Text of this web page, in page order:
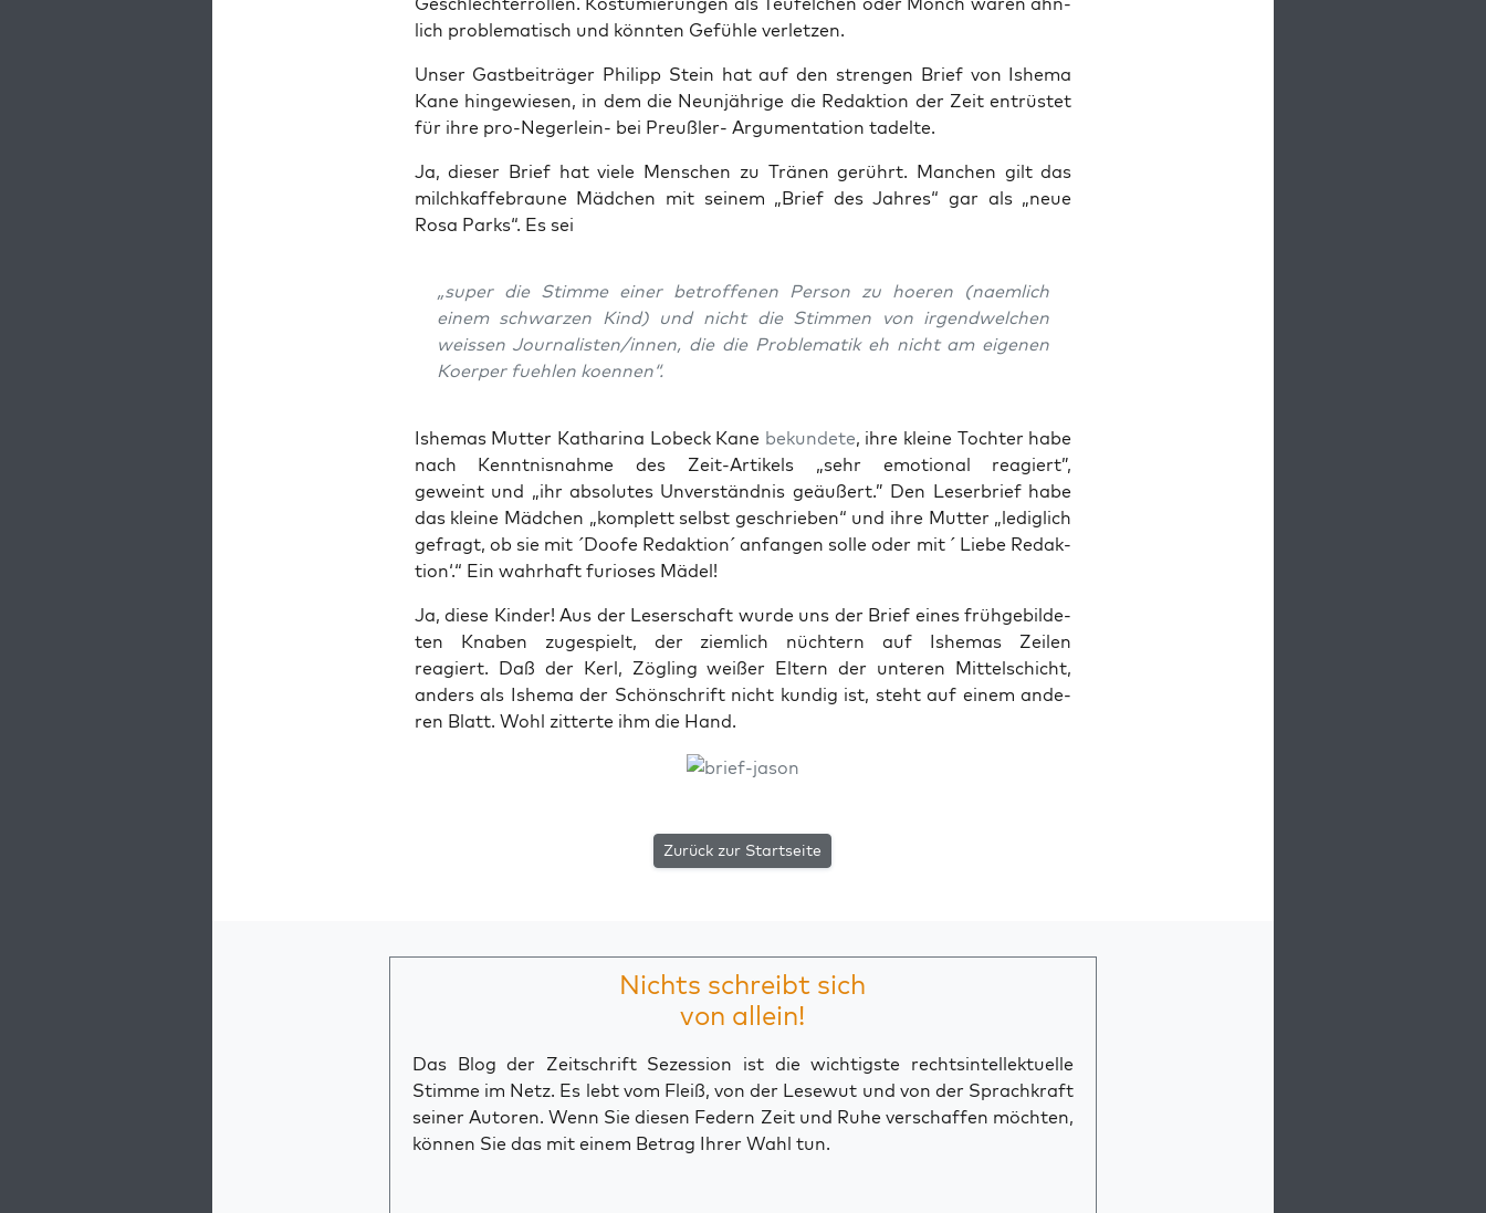
lich pro­ble­ma­tisch und könn­ten Gefüh­le verletzen.
Unser Gast­bei­trä­ger Phil­ipp Stein hat auf den stren­gen Brief von Ishe­ma
Kane hin­ge­wie­sen, in dem die Neun­jäh­ri­ge die Redak­ti­on der Zeit ent­rüs­tet
für ihre pro-Neger­lein- bei Preuß­ler- Argu­men­ta­ti­on tadelte.
Ja, die­ser Brief hat vie­le Men­schen zu Trä­nen gerührt. Man­chen gilt das
milch­kaff­e­brau­ne Mäd­chen mit sei­nem „Brief des Jah­res“ gar als „neue
Rosa Parks“. Es sei
„super die Stim­me einer betrof­fe­nen Per­son zu hoe­ren (naem­lich
einem schwar­zen Kind) und nicht die Stim­men von irgend­wel­chen
weis­sen Journalisten/innen, die die Pro­ble­ma­tik eh nicht am eige­nen
Koer­per fueh­len koennen“.
Ishe­mas Mut­ter Katha­ri­na Lobeck Kane bekun­de­te, ihre klei­ne Toch­ter habe
nach Kennt­nis­nah­me des Zeit-Arti­kels „sehr emo­tio­nal reagiert”,
geweint und „ihr abso­lu­tes Unver­ständ­nis geäu­ßert.” Den Leser­brief habe
das klei­ne Mäd­chen „kom­plett selbst geschrie­ben“ und ihre Mut­ter „ledig­lich
gefragt, ob sie mit ´Doo­fe Redak­ti­on´ anfan­gen sol­le oder mit ´ Lie­be Redak­
ti­on‘.“ Ein wahr­haft furio­ses Mädel!
Ja, die­se Kin­der! Aus der Leser­schaft wur­de uns der Brief eines früh­ge­bil­de­
ten Kna­ben zuge­spielt, der ziem­lich nüch­tern auf Ishe­mas Zei­len
reagiert. Daß der Kerl, Zög­ling wei­ßer Eltern der unte­ren Mit­tel­schicht,
anders als Ishe­ma der Schön­schrift nicht kun­dig ist, steht auf einem ande­
ren Blatt. Wohl zit­ter­te ihm die Hand.
Zurück zur Startseite
Nichts schreibt sich
von allein!
Das Blog der Zeitschrift Sezession ist die wichtigste rechtsintellektuelle
Stimme im Netz. Es lebt vom Fleiß, von der Lesewut und von der Sprachkraft
seiner Autoren. Wenn Sie diesen Federn Zeit und Ruhe verschaffen möchten,
können Sie das mit einem Betrag Ihrer Wahl tun.